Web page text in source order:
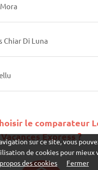
Chiar Di Luna
le comparateur
Vacances Express ?
sur ce site, vous
de cookies pour mieux
des cookies
Fermer